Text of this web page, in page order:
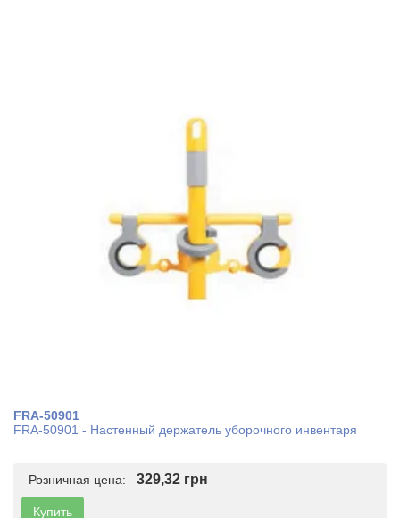
FRA-50901
FRA-50901 - Настенный держатель уборочного инвентаря
Розничная цена: 329,32 грн
Купить